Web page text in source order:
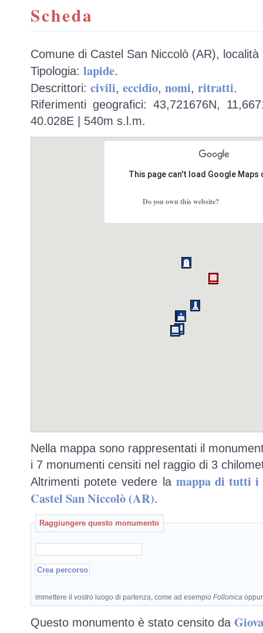
Scheda
Comune di Castel San Niccolò (AR), località
Tipologia: lapide.
Descrittori: civili, eccidio, nomi, ritratti.
Riferimenti geografici: 43,721676N,
40.028E | 540m s.l.m.
This page can't load Google
Do you own this website?
Nella mappa sono rappresentati il
i 7 monumenti censiti nel raggio di 3
Altrimenti potete vedere la mappa di tutti i
Castel San Niccolò (AR).
Raggiungere questo monumento
immettere il vostro luogo di partenza, come ad esempio Follonica
Questo monumento è stato censito da